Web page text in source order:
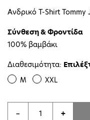
Ανδρικό T-Shirt Tommy
Σύνθεση & Φροντίδα
100% βαμβάκι
Διαθεσιμότητα:
M XXL
− +